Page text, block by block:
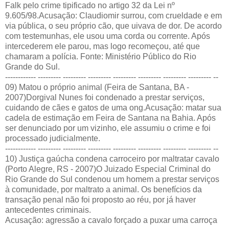
Falk pelo crime tipificado no artigo 32 da Lei nº
9.605/98.Acusação: Claudiomir surrou, com crueldade e em
via pública, o seu próprio cão, que uivava de dor. De acordo
com testemunhas, ele usou uma corda ou corrente. Após
intercederem ele parou, mas logo recomeçou, até que
chamaram a polícia. Fonte: Ministério Público do Rio
Grande do Sul.
------------ --------- --------- --------- --------- --------- --------- --------- --
09) Matou o próprio animal (Feira de Santana, BA -
2007)Dorgival Nunes foi condenado a prestar serviços,
cuidando de cães e gatos de uma ong.Acusação: matar sua
cadela de estimação em Feira de Santana na Bahia. Após
ser denunciado por um vizinho, ele assumiu o crime e foi
processado judicialmente.
------------ --------- --------- --------- --------- --------- --------- --------- --
10) Justiça gaúcha condena carroceiro por maltratar cavalo
(Porto Alegre, RS - 2007)O Juizado Especial Criminal do
Rio Grande do Sul condenou um homem a prestar serviços
à comunidade, por maltrato a animal. Os benefícios da
transação penal não foi proposto ao réu, por já haver
antecedentes criminais.
Acusação: agressão a cavalo forçado a puxar uma carroça